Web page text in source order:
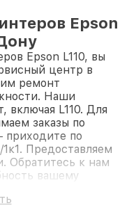
Epson
Epson L110, вы
центр в
ремонт
Наши
включая L110. Для
заказы по
по
Предоставляем
Обратитесь к нам
вашему